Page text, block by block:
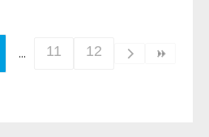
11 12